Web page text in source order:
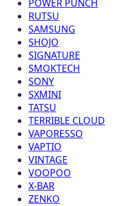
POWER PUNCH
RUTSU
SAMSUNG
SHOJO
SIGNATURE
SMOKTECH
SONY
SXMINI
TATSU
TERRIBLE CLOUD
VAPORESSO
VAPTIO
VINTAGE
VOOPOO
X-BAR
ZENKO